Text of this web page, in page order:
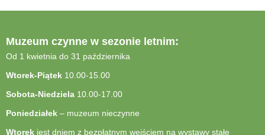
Muzeum czynne w sezonie letnim:
Od 1 kwietnia do 31 października
Wtorek-Piątek 10.00-15.00
Sobota-Niedziela 10.00-17.00
Poniedziałek – muzeum nieczynne
Wtorek jest dniem z bezpłatnym wejściem na wystawy stałe